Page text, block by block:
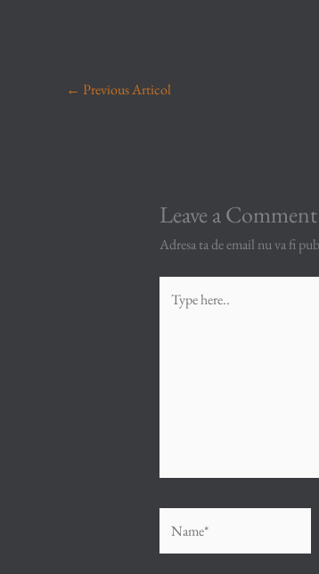
← Previous Articol
Leave a Comment
Adresa ta de email nu va fi
here..